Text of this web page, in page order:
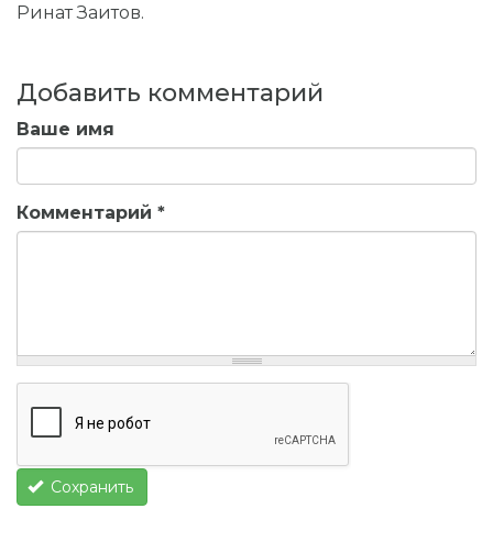
Ринат Заитов.
Добавить комментарий
Ваше имя
Комментарий *
Сохранить